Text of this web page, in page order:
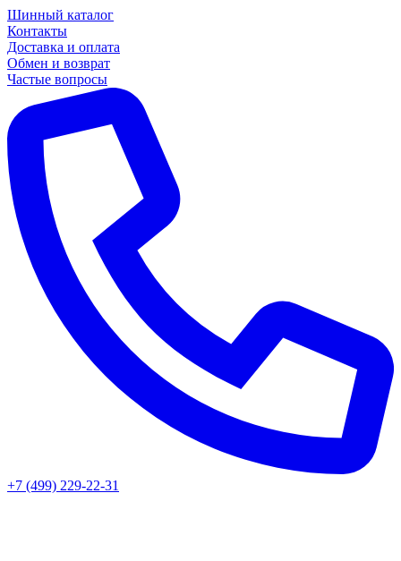
Шинный каталог
Контакты
Доставка и оплата
Обмен и возврат
Частые вопросы
+7 (499) 229-22-31